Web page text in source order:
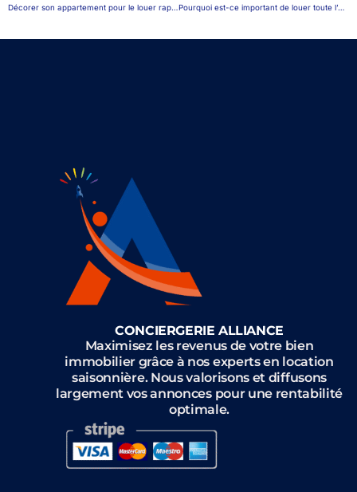
Décorer son appartement pour le louer rapidement : conseils pratiques et astuces Pourquoi est-ce important de louer toute l’année ?
CONCIERGERIE ALLIANCE
Maximisez les revenus de votre bien
immobilier grâce à nos experts en location
saisonnière. Nous valorisons et diffusons
largement vos annonces pour une rentabilité
optimale.